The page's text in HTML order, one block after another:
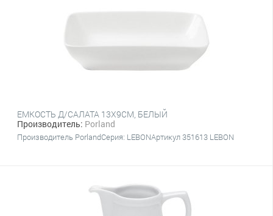
ЕМКОСТЬ Д/САЛАТА 13Х9CM, БЕЛЫЙ
Производитель: Porland
Производитель PorlandСерия: LEBONАртикул 351613 LEBON